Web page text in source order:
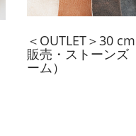
＜OUTLET＞30
販売・ストーンズ
ーム）